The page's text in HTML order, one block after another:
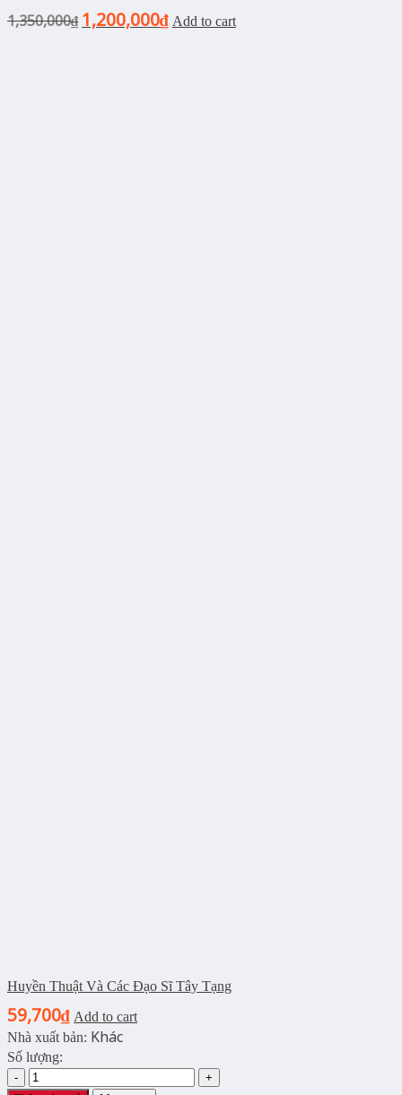
1,350,000₫ 1,200,000₫ Add to cart
Huyền Thuật Và Các Đạo Sĩ Tây Tạng
59,700₫ Add to cart
Nhà xuất bản: Khác
Số lượng:
His